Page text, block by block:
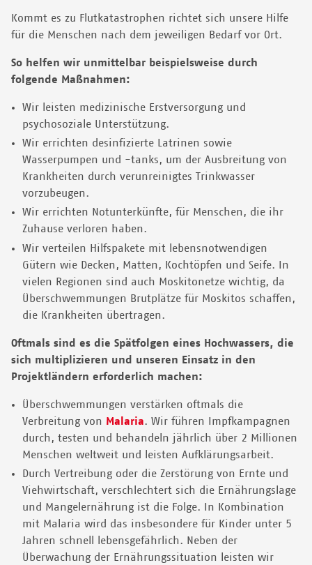
Kommt es zu Flutkatastrophen richtet sich unsere Hilfe
für die Menschen nach dem jeweiligen Bedarf vor Ort.
So helfen wir unmittelbar beispielsweise durch
folgende Maßnahmen:
Wir leisten medizinische Erstversorgung und
psychosoziale Unterstützung.
Wir errichten desinfizierte Latrinen sowie
Wasserpumpen und -tanks, um der Ausbreitung von
Krankheiten durch verunreinigtes Trinkwasser
vorzubeugen.
Wir errichten Notunterkünfte, für Menschen, die ihr
Zuhause verloren haben.
Wir verteilen Hilfspakete mit lebensnotwendigen
Gütern wie Decken, Matten, Kochtöpfen und Seife. In
vielen Regionen sind auch Moskitonetze wichtig, da
Überschwemmungen Brutplätze für Moskitos schaffen,
die Krankheiten übertragen.
Oftmals sind es die Spätfolgen eines Hochwassers, die
sich multiplizieren und unseren Einsatz in den
Projektländern erforderlich machen:
Überschwemmungen verstärken oftmals die
Verbreitung von Malaria. Wir führen Impfkampagnen
durch, testen und behandeln jährlich über 2 Millionen
Menschen weltweit und leisten Aufklärungsarbeit.
Durch Vertreibung oder die Zerstörung von Ernte und
Viehwirtschaft, verschlechtert sich die Ernährungslage
und Mangelernährung ist die Folge. In Kombination
mit Malaria wird das insbesondere für Kinder unter 5
Jahren schnell lebensgefährlich. Neben der
Überwachung der Ernährungssituation leisten wir